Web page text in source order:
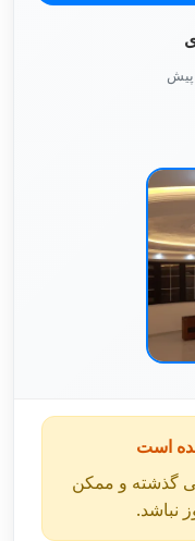
است
آگهی گذشته و ممکن
نباشد.